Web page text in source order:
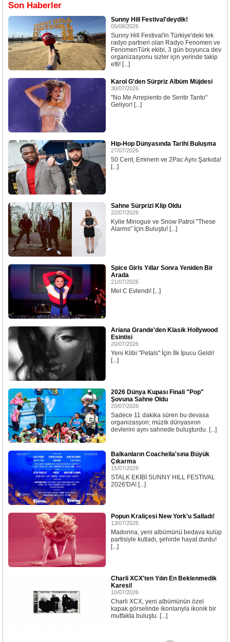
Son Haberler
Sunny Hill Festival'deydik!
05/08/2026
Sunny Hill Festival'in Türkiye'deki tek
radyo partneri olan Radyo Fenomen ve
FenomenTürk ekibi, 3 gün boyunca dev
organizasyonu sizler için yerinde takip
etti! [...]
Karol G'den Sürpriz Albüm Müjdesi
30/07/2026
"No Me Arrepiento de Sentir Tanto"
Geliyor! [...]
Hip-Hop Dünyasında Tarihi Buluşma
27/07/2026
50 Cent, Eminem ve 2Pac Aynı Şarkıda!
[...]
Sahne Sürprizi Klip Oldu
22/07/2026
Kylie Minogue ve Snow Patrol "These
Alarms" İçin Buluştu! [...]
Spice Girls Yıllar Sonra Yeniden Bir
Arada
21/07/2026
Mel C Evlendi! [...]
Ariana Grande'den Klasik Hollywood
Esintisi
20/07/2026
Yeni Klibi "Petals" İçin İlk İpucu Geldi!
[...]
2026 Dünya Kupası Finali "Pop"
Şovuna Sahne Oldu
20/07/2026
Sadece 11 dakika süren bu devasa
organizasyon; müzik dünyasının
devlerini aynı sahnede buluşturdu. [...]
Balkanların Coachella'sına Büyük
Çıkarma
15/07/2026
STALK EKİBİ SUNNY HILL FESTIVAL
2026'DA! [...]
Popun Kraliçesi New York'u Salladı!
13/07/2026
Madonna, yeni albümünü bedava kulüp
partisiyle kutladı, şehirde hayat durdu!
[...]
Charli XCX'ten Yılın En Beklenmedik
Karesi!
10/07/2026
Charli XCX, yeni albümünün özel
kapak görselinde ikonlarıyla ikonik bir
mutfakta buluştu. [...]